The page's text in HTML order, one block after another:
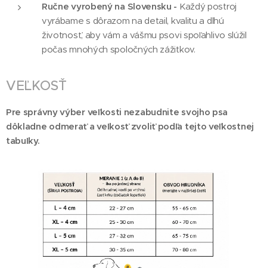
Ručne vyrobený na Slovensku - Každý postroj
vyrábame s dôrazom na detail, kvalitu a dlhú
životnosť, aby vám a vášmu psovi spoľahlivo slúžil
počas mnohých spoločných zážitkov.
VEĽKOSŤ
Pre správny výber veľkosti nezabudnite svojho psa
dôkladne odmerať a veľkosť zvoliť podľa tejto veľkostnej
tabuľky.